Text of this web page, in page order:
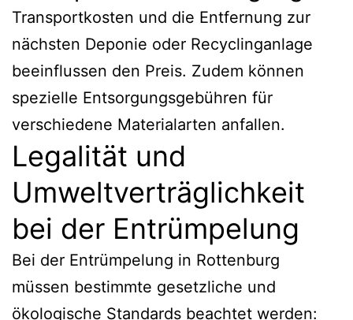
Transportkosten und die Entfernung zur
nächsten Deponie oder Recyclinganlage
beeinflussen den Preis. Zudem können
spezielle Entsorgungsgebühren für
verschiedene Materialarten anfallen.
Legalität und
Umweltverträglichkeit
bei der Entrümpelung
Bei der Entrümpelung in Rottenburg
müssen bestimmte gesetzliche und
ökologische Standards beachtet werden: